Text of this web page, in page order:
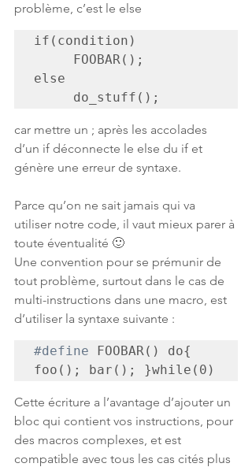
problème, c’est le else
if(condition)
else
     do_stuff();
car mettre un ; après les accolades
d’un if déconnecte le else du if et
génère une erreur de syntaxe.
Parce qu’on ne sait jamais qui va
utiliser notre code, il vaut mieux parer à
toute éventualité 🙂
Une convention pour se prémunir de
tout problème, surtout dans le cas de
multi-instructions dans une macro, est
d’utiliser la syntaxe suivante :
#define FOOBAR() do{
foo(); bar(); }while(0)
Cette écriture a l’avantage d’ajouter un
bloc qui contient vos instructions, pour
des macros complexes, et est
compatible avec tous les cas cités plus